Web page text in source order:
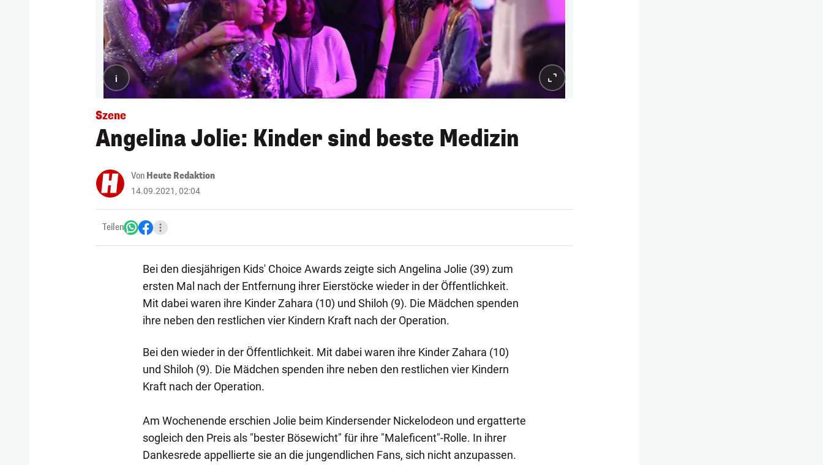
i
Szene
Angelina Jolie: Kinder sind beste Medizin
Von Heute Redaktion
14.09.2021, 02:04
Teilen
Bei den diesjährigen Kids' Choice Awards zeigte sich Angelina Jolie (39) zum
ersten Mal nach der Entfernung ihrer Eierstöcke wieder in der Öffentlichkeit.
Mit dabei waren ihre Kinder Zahara (10) und Shiloh (9). Die Mädchen spenden
ihre neben den restlichen vier Kindern Kraft nach der Operation.
Bei den wieder in der Öffentlichkeit. Mit dabei waren ihre Kinder Zahara (10)
und Shiloh (9). Die Mädchen spenden ihre neben den restlichen vier Kindern
Kraft nach der Operation.
Am Wochenende erschien Jolie beim Kindersender Nickelodeon und ergatterte
sogleich den Preis als "bester Bösewicht" für ihre "Maleficent"-Rolle. In ihrer
Dankesrede appellierte sie an die jungendlichen Fans, sich nicht anzupassen.